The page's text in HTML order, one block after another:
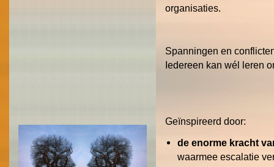
organisaties.
Spanningen en
Iedereen kan wél leren
Geïnspireerd door:
de enorme kracht
waarmee escalatie